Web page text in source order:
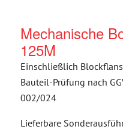
Mechanische
125M
Einschließlich
Bauteil-Prüfung nach
002/024
Lieferbare